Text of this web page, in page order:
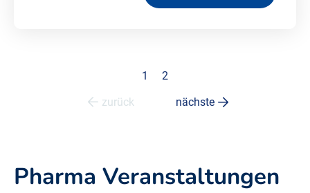
zurück
1
2
nächste
Pharma Veranstaltungen